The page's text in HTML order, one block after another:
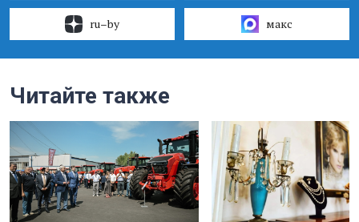
ru–by макс
Читайте также